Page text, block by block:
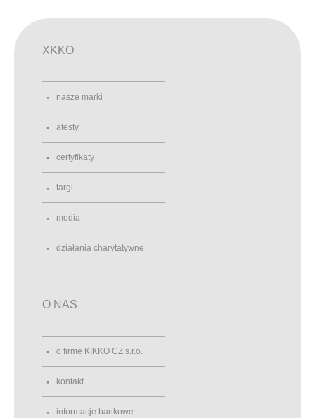
XKKO
nasze marki
atesty
certyfikaty
targi
media
działania charytatywne
O NAS
o firme KIKKO CZ s.r.o.
kontakt
informacje bankowe